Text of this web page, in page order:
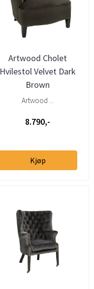
Artwood Cholet
Hvilestol Velvet Dark
Brown
Artwood ...
8.790,-
Kjøp